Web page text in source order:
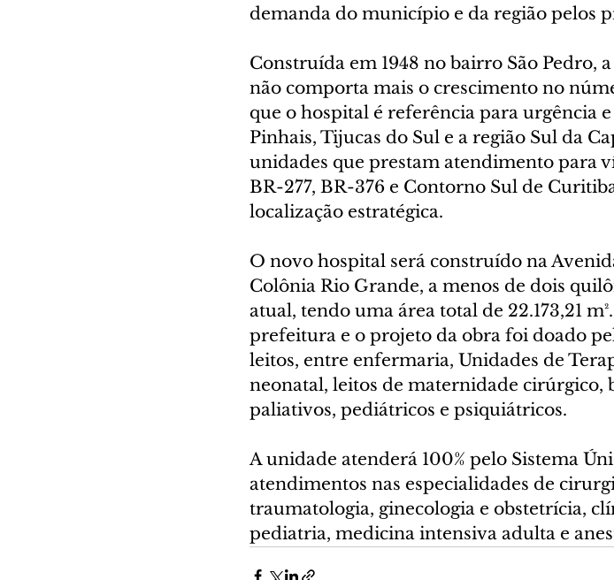
demanda do município e da região pelos
Construída em 1948 no bairro São Pedro,
não comporta mais o crescimento no
que o hospital é referência para urgência e
Pinhais, Tijucas do Sul e a região Sul da
unidades que prestam atendimento para
BR-277, BR-376 e Contorno Sul de
localização estratégica.
O novo hospital será construído na
Colônia Rio Grande, a menos de dois
atual, tendo uma área total de 22.173,21
prefeitura e o projeto da obra foi doado
leitos, entre enfermaria, Unidades de
neonatal, leitos de maternidade cirúrgico,
paliativos, pediátricos e psiquiátricos.
A unidade atenderá 100% pelo Sistema
atendimentos nas especialidades de
traumatologia, ginecologia e obstetrícia,
pediatria, medicina intensiva adulta e